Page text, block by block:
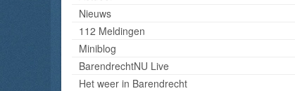
Nieuws
112 Meldingen
Miniblog
BarendrechtNU Live
Het weer in Barendrecht